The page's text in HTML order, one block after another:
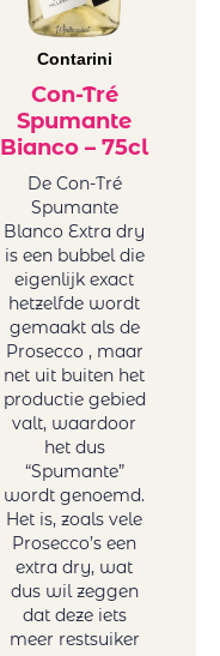
Contarini
Con-Tré
Spumante
Bianco – 75cl
De Con-Tré
Spumante
Blanco Extra dry
is een bubbel die
eigenlijk exact
hetzelfde wordt
gemaakt als de
Prosecco , maar
net uit buiten het
productie gebied
valt, waardoor
het dus
“Spumante”
wordt genoemd.
Het is, zoals vele
Prosecco’s een
extra dry, wat
dus wil zeggen
dat deze iets
meer restsuiker